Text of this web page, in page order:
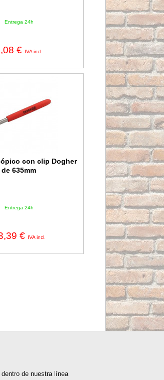
Entrega 24h
€ IVA incl.
con clip Dogher
de 635mm
Entrega 24h
€ IVA incl.
de nuestra línea